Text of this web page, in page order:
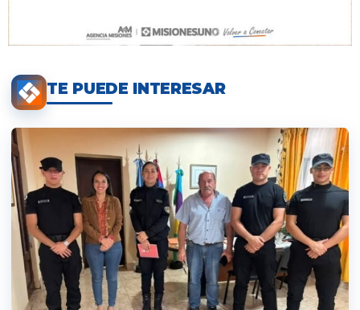
TE PUEDE INTERESAR